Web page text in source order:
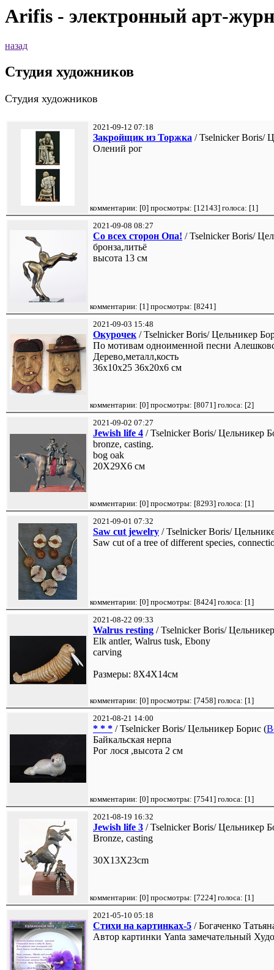
Arifis - электронный арт-
назад
Студия художников
Студия художников
2021-09-12 07:18
Закройщик из Торжка / Tselnicker Boris/
Олений рог
комментарии: [0] просмотры: [12143] голоса: [1]
2021-09-08 08:27
Со всех сторон Опа! / Tselnicker Boris/
бронза,литьё
высота 13 см
комментарии: [1] просмотры: [8241]
2021-09-03 15:48
Окурочек / Tselnicker Boris/ Цельникер
По мотивам одноименной песни
Дерево,металл,кость
36х10х25 36х20х6 см
комментарии: [0] просмотры: [8071] голоса: [2]
2021-09-02 07:27
Jewish life 4 / Tselnicker Boris/ Цельникер
bronze, casting.
bog oak
20Х29Х6 см
комментарии: [0] просмотры: [8293] голоса: [1]
2021-09-01 07:32
Saw cut jewelry / Tselnicker Boris/
Saw cut of a tree of different species,
комментарии: [0] просмотры: [8424] голоса: [1]
2021-08-22 09:33
Walrus resting / Tselnicker Boris/
Elk antler, Walrus tusk, Ebony
carving
Размеры: 8Х4Х14см
комментарии: [0] просмотры: [7458] голоса: [1]
2021-08-21 14:00
* * * / Tselnicker Boris/ Цельникер Борис (
Байкальская нерпа
Рог лося ,высота 2 см
комментарии: [0] просмотры: [7541] голоса: [1]
2021-08-19 16:32
Jewish life 3 / Tselnicker Boris/ Цельникер
Bronze, casting
30X13X23cm
комментарии: [0] просмотры: [7224] голоса: [1]
2021-05-10 05:18
Стихи на картинках-5 / Богаченко
Автор картинки Yanta замечательный